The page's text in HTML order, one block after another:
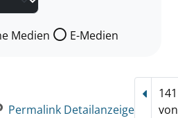
nach der Sie suchen wollen.
Medien E-Medien
Permalink Detailanzeige
141
von